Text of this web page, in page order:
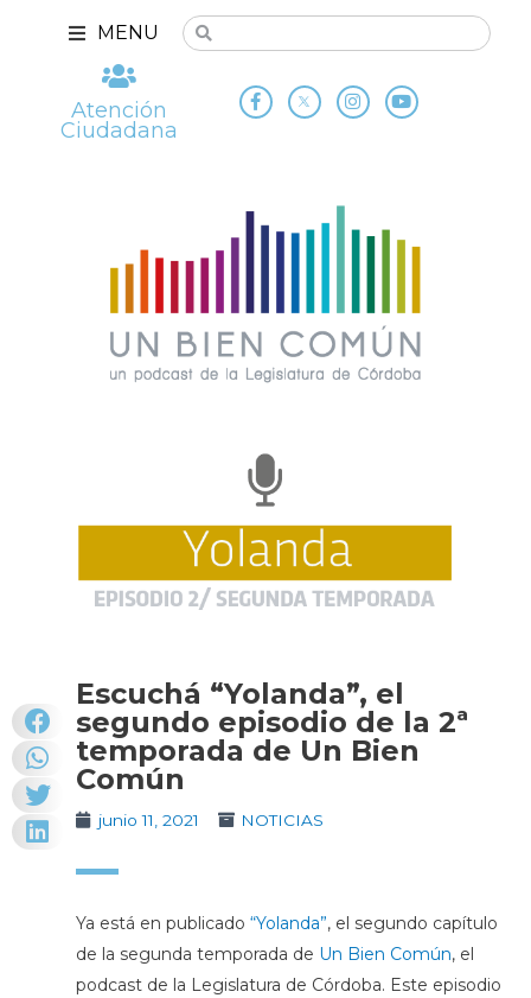
MENU
Atención
Ciudadana
Escuchá “Yolanda”, el
segundo episodio de la 2ª
temporada de Un Bien
Común
junio 11, 2021 NOTICIAS
Ya está en publicado “Yolanda”, el segundo capítulo
de la segunda temporada de Un Bien Común, el
podcast de la Legislatura de Córdoba. Este episodio